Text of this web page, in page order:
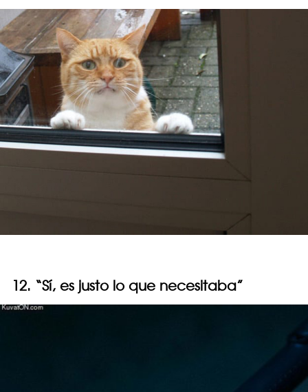
12. “Sí, es justo lo que necesitaba”